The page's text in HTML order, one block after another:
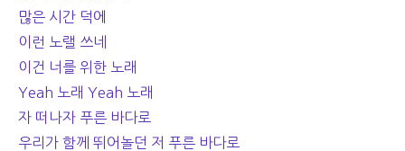
많은 시간 덕에
이런 노랠 쓰네
이건 너를 위한 노래
Yeah 노래 Yeah 노래
자 떠나자 푸른 바다로
우리가 함께 뛰어놀던 저 푸른 바다로